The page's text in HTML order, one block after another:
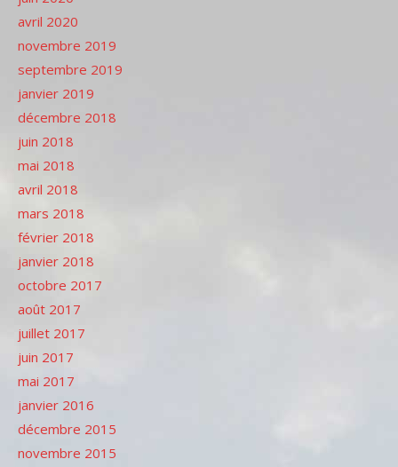
avril 2020
novembre 2019
septembre 2019
janvier 2019
décembre 2018
juin 2018
mai 2018
avril 2018
mars 2018
février 2018
janvier 2018
octobre 2017
août 2017
juillet 2017
juin 2017
mai 2017
janvier 2016
décembre 2015
novembre 2015